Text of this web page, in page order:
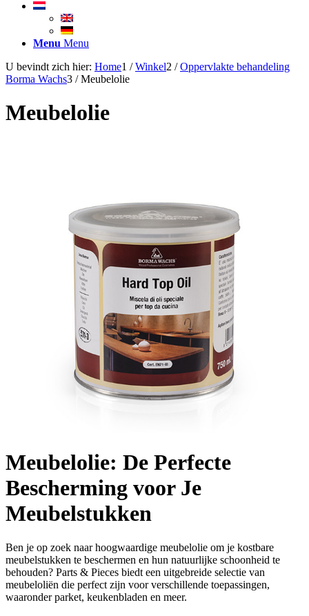
Menu Menu
U bevindt zich hier: Home1 / Winkel2 / Oppervlakte behandeling
Borma Wachs3 / Meubelolie
Meubelolie
Meubelolie: De Perfecte
Bescherming voor Je
Meubelstukken
Ben je op zoek naar hoogwaardige meubelolie om je kostbare
meubelstukken te beschermen en hun natuurlijke schoonheid te
behouden? Parts & Pieces biedt een uitgebreide selectie van
meubeloliën die perfect zijn voor verschillende toepassingen,
waaronder parket, keukenbladen en meer.